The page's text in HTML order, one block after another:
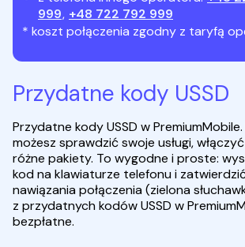
999, +48 722 792 999
* koszt połączenia zgodny z taryfą
Przydatne kody USSD
Przydatne kody USSD w
możesz sprawdzić swoje usługi,
różne pakiety. To wygodne i proste:
kod na klawiaturze telefonu i
nawiązania połączenia (zielona
z przydatnych kodów USSD w
bezpłatne.